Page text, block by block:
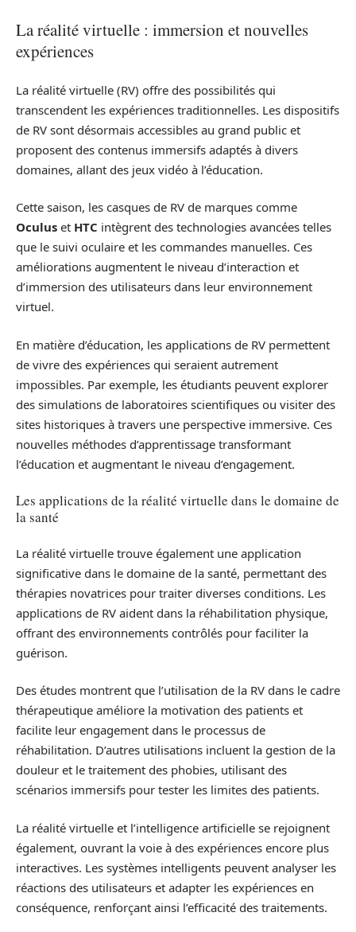
La réalité virtuelle : immersion et nouvelles
expériences
La réalité virtuelle (RV) offre des possibilités qui
transcendent les expériences traditionnelles. Les dispositifs
de RV sont désormais accessibles au grand public et
proposent des contenus immersifs adaptés à divers
domaines, allant des jeux vidéo à l’éducation.
Cette saison, les casques de RV de marques comme
Oculus et HTC intègrent des technologies avancées telles
que le suivi oculaire et les commandes manuelles. Ces
améliorations augmentent le niveau d’interaction et
d’immersion des utilisateurs dans leur environnement
virtuel.
En matière d’éducation, les applications de RV permettent
de vivre des expériences qui seraient autrement
impossibles. Par exemple, les étudiants peuvent explorer
des simulations de laboratoires scientifiques ou visiter des
sites historiques à travers une perspective immersive. Ces
nouvelles méthodes d’apprentissage transformant
l’éducation et augmentant le niveau d’engagement.
Les applications de la réalité virtuelle dans le domaine de
la santé
La réalité virtuelle trouve également une application
significative dans le domaine de la santé, permettant des
thérapies novatrices pour traiter diverses conditions. Les
applications de RV aident dans la réhabilitation physique,
offrant des environnements contrôlés pour faciliter la
guérison.
Des études montrent que l’utilisation de la RV dans le cadre
thérapeutique améliore la motivation des patients et
facilite leur engagement dans le processus de
réhabilitation. D’autres utilisations incluent la gestion de la
douleur et le traitement des phobies, utilisant des
scénarios immersifs pour tester les limites des patients.
La réalité virtuelle et l’intelligence artificielle se rejoignent
également, ouvrant la voie à des expériences encore plus
interactives. Les systèmes intelligents peuvent analyser les
réactions des utilisateurs et adapter les expériences en
conséquence, renforçant ainsi l’efficacité des traitements.